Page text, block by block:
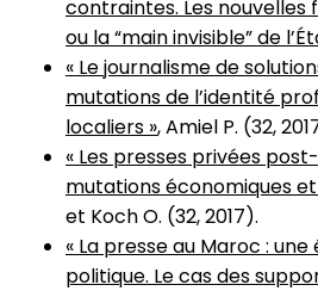
contraintes. Les
ou la “main invisible” de
« Le journalisme de
mutations de l’identité
localiers », Amiel P. (32,
« Les presses privées post-
mutations économiques
et Koch O. (32, 2017).
« La presse au Maroc :
politique. Le cas des